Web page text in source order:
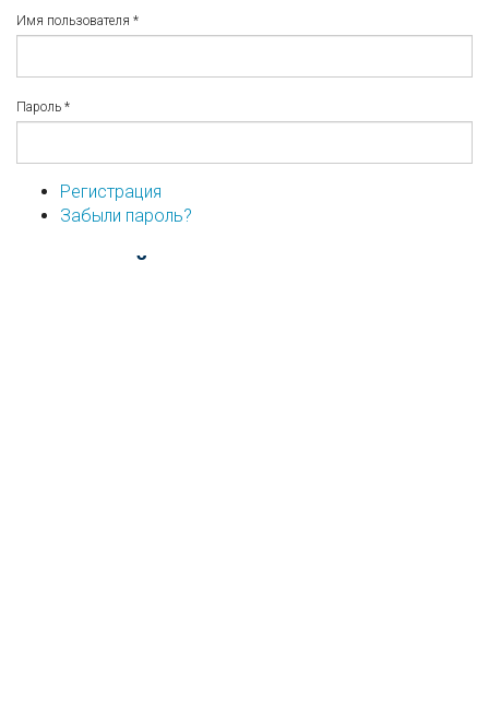
Имя пользователя *
Пароль *
Регистрация
Забыли пароль?
...или войдите используя